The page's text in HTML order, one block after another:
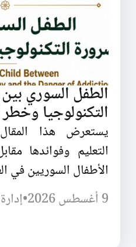
الطفل السوري
التكنولوجيا وخطر
يستعرض هذا
التعليم وفوائدها
الأطفال السوريين في
9 أغسطس 2026
•